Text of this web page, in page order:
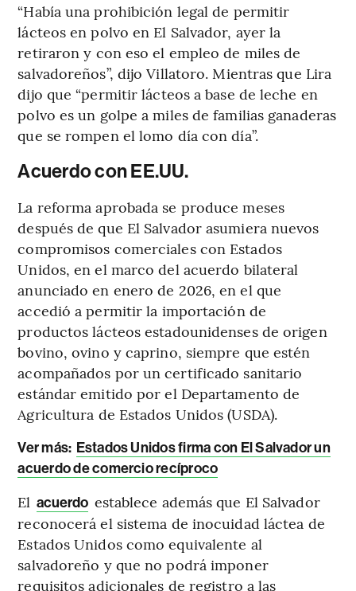
“Había una prohibición legal de permitir
lácteos en polvo en El Salvador, ayer la
retiraron y con eso el empleo de miles de
salvadoreños”, dijo Villatoro. Mientras que Lira
dijo que “permitir lácteos a base de leche en
polvo es un golpe a miles de familias ganaderas
que se rompen el lomo día con día”.
Acuerdo con EE.UU.
La reforma aprobada se produce meses
después de que El Salvador asumiera nuevos
compromisos comerciales con Estados
Unidos, en el marco del acuerdo bilateral
anunciado en enero de 2026, en el que
accedió a permitir la importación de
productos lácteos estadounidenses de origen
bovino, ovino y caprino, siempre que estén
acompañados por un certificado sanitario
estándar emitido por el Departamento de
Agricultura de Estados Unidos (USDA).
Ver más: Estados Unidos firma con El Salvador un
acuerdo de comercio recíproco
El acuerdo establece además que El Salvador
reconocerá el sistema de inocuidad láctea de
Estados Unidos como equivalente al
salvadoreño y que no podrá imponer
requisitos adicionales de registro a las